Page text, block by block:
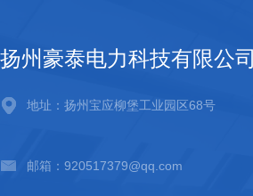
扬州豪泰电力科技有限公司
地址：扬州宝应柳堡工业园区68号
邮箱：920517379@qq.com